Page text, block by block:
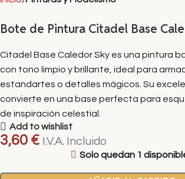
Bote de Pintura Citadel Base
Citadel Base Caledor Sky es una pintura
con tono limpio y brillante, ideal para
estandartes o detalles mágicos. Su
convierte en una base perfecta para
de inspiración celestial.
Add to wishlist
3,60 € I.V.A. Incluido
Solo quedan 1